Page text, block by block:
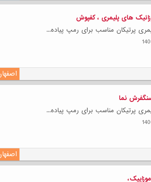
های پلیمری ، کفپوش
پرتیکان مناسب برای رمپ پیاده...
نما
پرتیکان مناسب برای رمپ پیاده...